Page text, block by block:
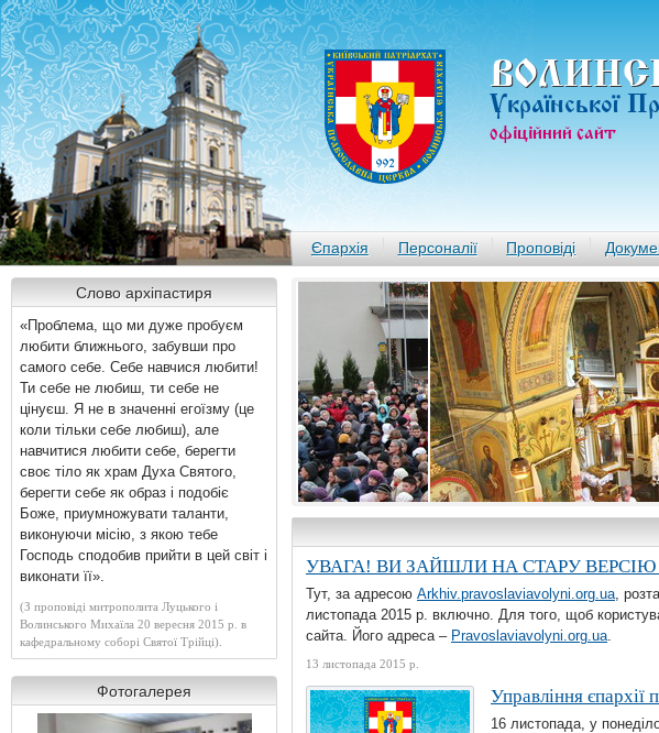
Української
офiцiйний сайт
Єпархія Персоналії Проповіді
Слово архіпастиря
«Проблема, що ми дуже пробуєм
любити ближнього, забувши про
самого себе. Себе навчися любити!
Ти себе не любиш, ти себе не
цінуєш. Я не в значенні егоїзму (це
коли тільки себе любиш), але
навчитися любити себе, берегти
своє тіло як храм Духа Святого,
берегти себе як образ і подобіє
Боже, приумножувати таланти,
виконуючи місію, з якою тебе
Господь сподобив прийти в цей світ і
виконати її».
(З проповіді митрополита Луцького і
Волинського Михаїла 20 вересня 2015 р. в
кафедральному соборі Святої Трійці).
Фотогалерея
Митрополит
Михаїл
освячує
автомобіль
батальйону
«Київська
Русь»
Храм Вознесіння Господнього в Горохові
УВАГА! ВИ ЗАЙШЛИ НА СТАРУ ВЕРСІЮ
Тут, за адресою Arkhiv.pravoslaviavolyni.org.ua,
листопада 2015 р. включно. Для того, щоб
сайта. Його адреса – Pravoslaviavolyni.org.ua.
13 листопада 2015 р.
Управління єпархії
16 листопада, у